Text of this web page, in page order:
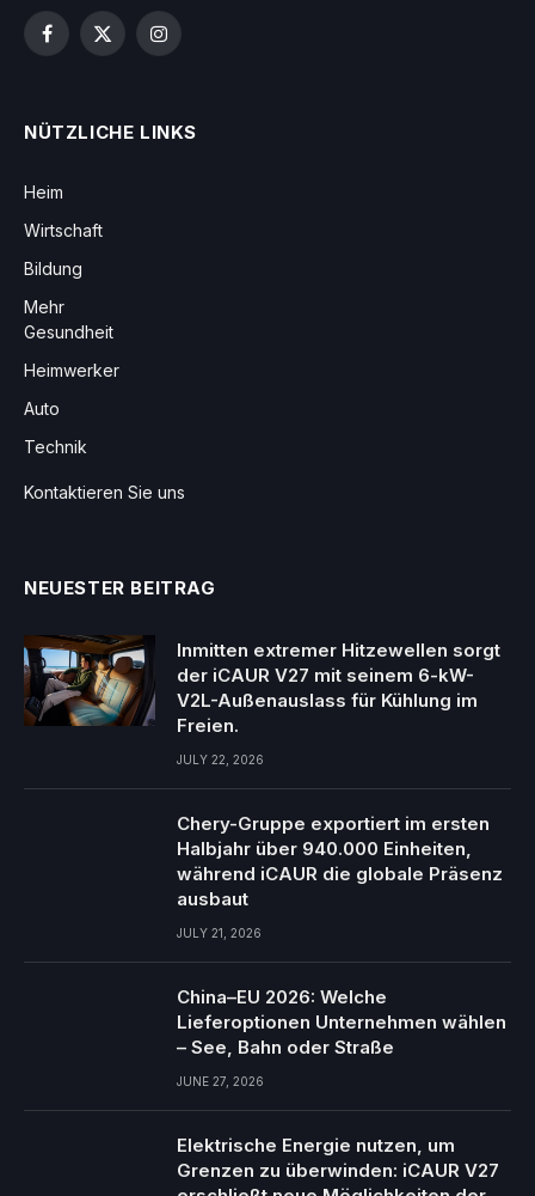
Facebook
X
Instagram
NÜTZLICHE LINKS
Heim
Wirtschaft
Bildung
Mehr
Gesundheit
Heimwerker
Auto
Technik
Kontaktieren Sie uns
NEUESTER BEITRAG
Inmitten extremer Hitzewellen sorgt
der iCAUR V27 mit seinem 6-kW-
V2L-Außenauslass für Kühlung im
Freien.
JULY 22, 2026
Chery-Gruppe exportiert im ersten
Halbjahr über 940.000 Einheiten,
während iCAUR die globale Präsenz
ausbaut
JULY 21, 2026
China–EU 2026: Welche
Lieferoptionen Unternehmen wählen
– See, Bahn oder Straße
JUNE 27, 2026
Elektrische Energie nutzen, um
Grenzen zu überwinden: iCAUR V27